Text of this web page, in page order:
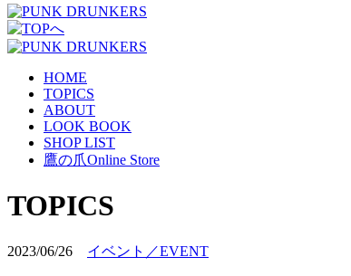
HOME
TOPICS
ABOUT
LOOK BOOK
SHOP LIST
鷹の爪Online Store
TOPICS
2023/06/26 イベント／EVENT